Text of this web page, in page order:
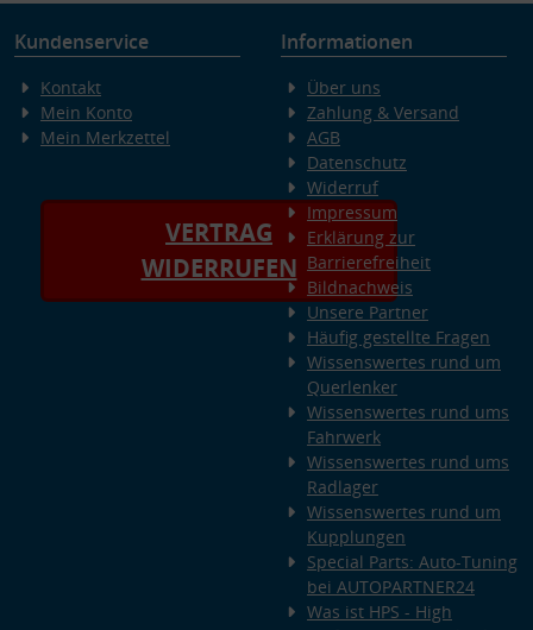
Kundenservice
Kontakt
Mein Konto
Mein Merkzettel
VERTRAG
WIDERRUFEN
Informationen
Über uns
Zahlung & Versand
AGB
Datenschutz
Widerruf
Impressum
Erklärung zur
Barrierefreiheit
Bildnachweis
Unsere Partner
Häufig gestellte Fragen
Wissenswertes rund um
Querlenker
Wissenswertes rund ums
Fahrwerk
Wissenswertes rund ums
Radlager
Wissenswertes rund um
Kupplungen
Special Parts: Auto-Tuning
bei AUTOPARTNER24
Was ist HPS - High